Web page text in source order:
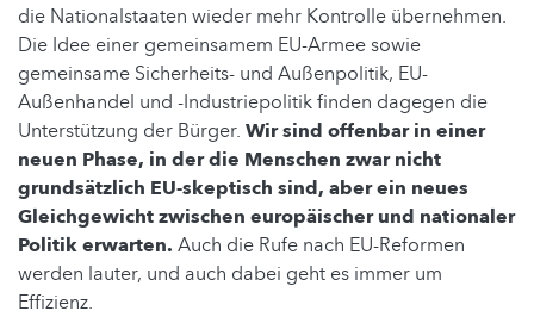
die Nationalstaaten wieder mehr Kontrolle übernehmen.
Die Idee einer gemeinsamem EU-Armee sowie
gemeinsame Sicherheits- und Außenpolitik, EU-
Außenhandel und -Industriepolitik finden dagegen die
Unterstützung der Bürger. Wir sind offenbar in einer
neuen Phase, in der die Menschen zwar nicht
grundsätzlich EU-skeptisch sind, aber ein neues
Gleichgewicht zwischen europäischer und nationaler
Politik erwarten. Auch die Rufe nach EU-Reformen
werden lauter, und auch dabei geht es immer um
Effizienz.